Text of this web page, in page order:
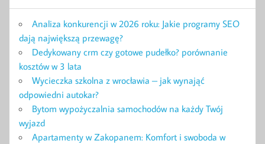
Analiza konkurencji w 2026 roku: Jakie programy SEO
dają największą przewagę?
Dedykowany crm czy gotowe pudełko? porównanie
kosztów w 3 lata
Wycieczka szkolna z wrocławia – jak wynająć
odpowiedni autokar?
Bytom wypożyczalnia samochodów na każdy Twój
wyjazd
Apartamenty w Zakopanem: Komfort i swoboda w